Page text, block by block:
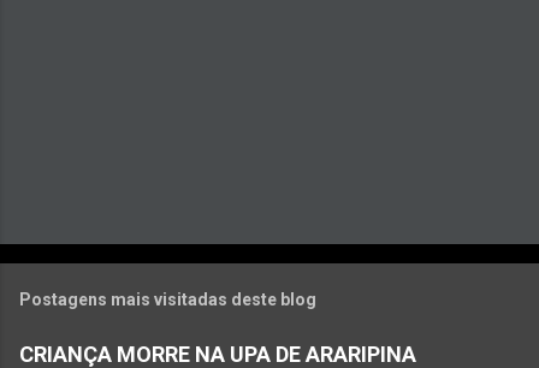
Postagens mais visitadas deste blog
CRIANÇA MORRE NA UPA DE ARARIPINA